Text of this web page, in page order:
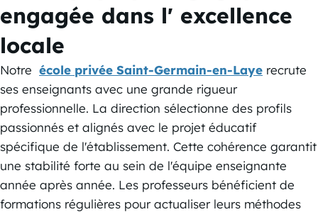
engagée dans l' excellence
locale
Notre école privée Saint-Germain-en-Laye recrute
ses enseignants avec une grande rigueur
professionnelle. La direction sélectionne des profils
passionnés et alignés avec le projet éducatif
spécifique de l'établissement. Cette cohérence garantit
une stabilité forte au sein de l'équipe enseignante
année après année. Les professeurs bénéficient de
formations régulières pour actualiser leurs méthodes